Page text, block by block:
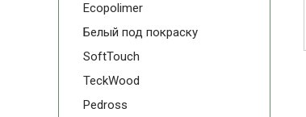
Ecopolimer
Белый под покраску
SoftTouch
TeckWood
Pedross